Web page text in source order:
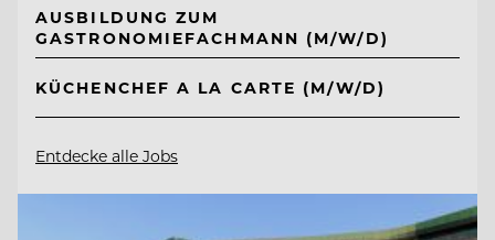
AUSBILDUNG ZUM
GASTRONOMIEFACHMANN (M/W/D)
KÜCHENCHEF A LA CARTE (M/W/D)
Entdecke alle Jobs